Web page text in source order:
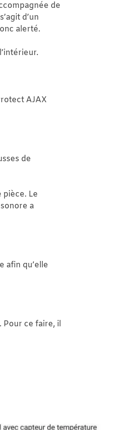
de
d’un
alerté.
AJAX
de
pièce. Le
a
afin qu’elle
Pour ce faire, il